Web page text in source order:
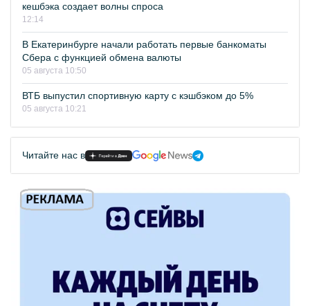
кешбэка создает волны спроса
12:14
В Екатеринбурге начали работать первые банкоматы
Сбера с функцией обмена валюты
05 августа 10:50
ВТБ выпустил спортивную карту с кэшбэком до 5%
05 августа 10:21
Читайте нас в